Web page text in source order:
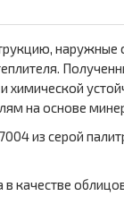
наружные
на основе
из серой
качестве